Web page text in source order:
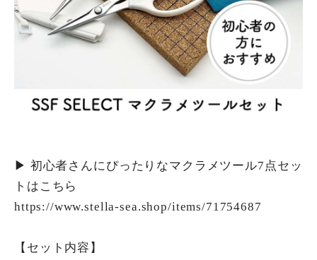
▶︎ 初心者さんにぴったりなマクラメツール7点セッ
トはこちら
https://www.stella-sea.shop/items/71754687
【セット内容】